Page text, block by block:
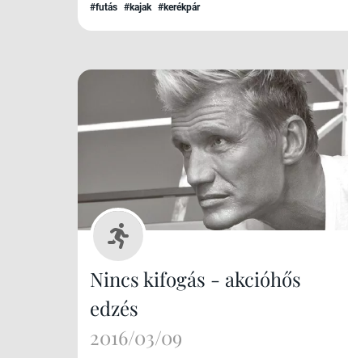
#futás #kajak #kerékpár
Nincs kifogás - akcióhős
edzés
2016/03/09